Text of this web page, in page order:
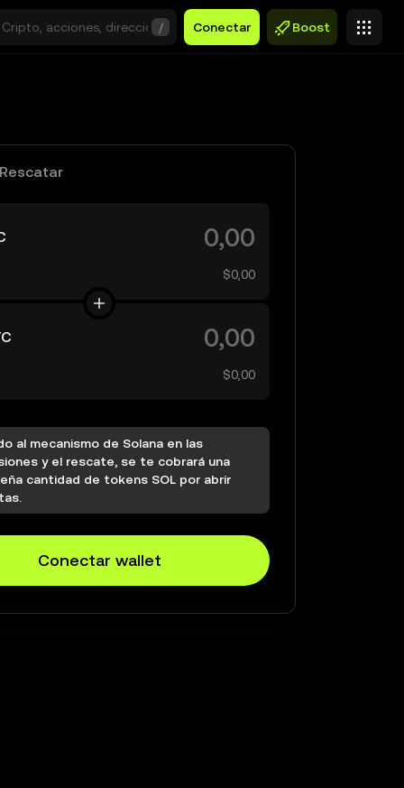
/ Conectar Boost
Rescatar
$0,00
$0,00
al mecanismo de Solana en las
y el rescate, se te cobrará una
cantidad de tokens SOL por abrir
Conectar wallet